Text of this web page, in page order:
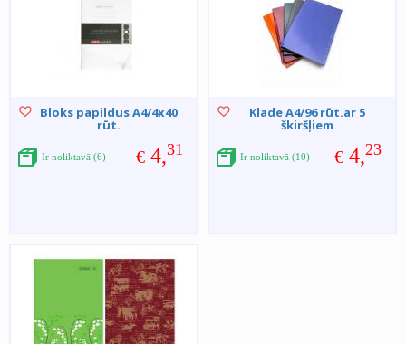
Bloks papildus A4/4x40
rūt.
€ 4,31
Ir noliktavā (6)
Klade A4/96 rūt.ar 5
škiršļiem
€ 4,23
Ir noliktavā (10)